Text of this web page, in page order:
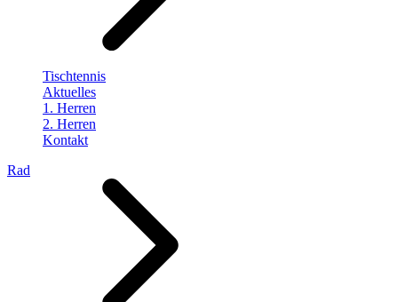
Tischtennis
Aktuelles
1. Herren
2. Herren
Kontakt
Rad